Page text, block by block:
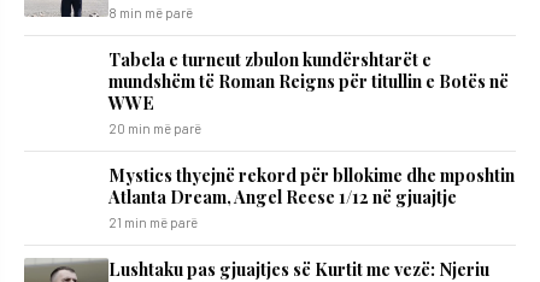
8 min më parë
Tabela e turneut zbulon kundërshtarët e
mundshëm të Roman Reigns për titullin e Botës në
WWE
20 min më parë
Mystics thyejnë rekord për bllokime dhe mposhtin
Atlanta Dream, Angel Reese 1/12 në gjuajtje
21 min më parë
​Lushtaku pas gjuajtjes së Kurtit me vezë: Njeriu